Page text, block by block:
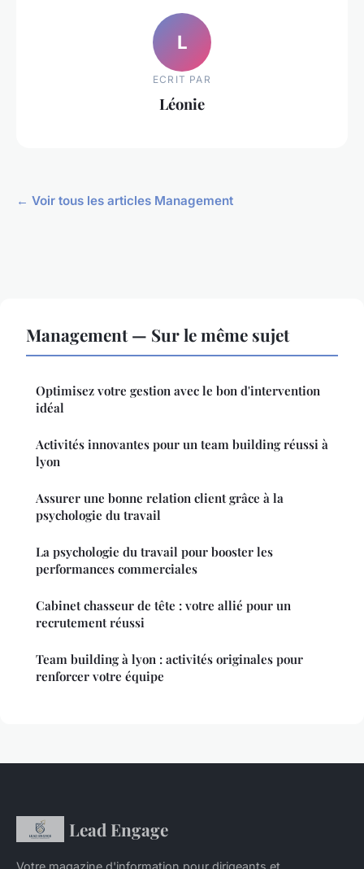
L
ECRIT PAR
Léonie
← Voir tous les articles Management
Management — Sur le même sujet
Optimisez votre gestion avec le bon d'intervention
idéal
Activités innovantes pour un team building réussi à
lyon
Assurer une bonne relation client grâce à la
psychologie du travail
La psychologie du travail pour booster les
performances commerciales
Cabinet chasseur de tête : votre allié pour un
recrutement réussi
Team building à lyon : activités originales pour
renforcer votre équipe
Lead Engage
Votre magazine d'information pour dirigeants et